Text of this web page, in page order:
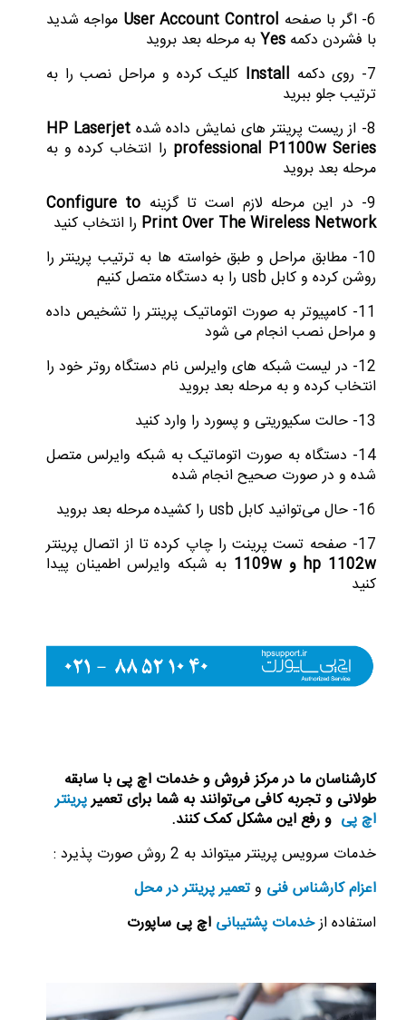
6- اگر با صفحه
User Account Control مواجه شدید
با فشردن دکمه Yesبه مرحله بعد بروید
7- روی دکمه
Install کلیک کرده و مراحل نصب را به
ترتیب جلو ببرید
8- از ریست پرینتر های نمایش داده شده
HP Laserjet
professional P1100w Series را انتخاب کرده و به
مرحله بعد بروید
9- در این مرحله لازم است تا گزینه
Configure to
Print Over The Wireless Network را انتخاب کنید
10- مطابق مراحل و طبق خواسته ها به ترتیب پرینتر را
روشن کرده و کابل usb را به دستگاه متصل کنیم
11- کامپیوتر به صورت اتوماتیک پرینتر را تشخیص داده
و مراحل نصب انجام می شود
12- در لیست شبکه های وایرلس نام دستگاه روتر خود را
انتخاب کرده و به مرحله بعد بروید
13- حالت سکیوریتی و پسورد را وارد کنید
14- دستگاه به صورت اتوماتیک به شبکه وایرلس متصل
شده و در صورت صحیح انجام شده
16- حال می‌توانید کابل usb را کشیده مرحله بعد بروید
17- صفحه تست پرینت را چاپ کرده تا از اتصال پرینتر
hp 1102w و 1109w
به شبکه وایرلس اطمینان پیدا
کنید
کارشناسان ما در مرکز فروش و خدمات اچ پی با سابقه
طولانی و تجربه کافی می‌توانند به شما برای تعمیرپرینتر
اچ پی و رفع این مشکل کمک کنند.
خدمات سرویس پرینتر میتواند به 2 روش صورت پذیرد :
اعزام کارشناس فنی وتعمیر پرینتر در محل
استفاده ازخدمات پشتیبانی اچ پی ساپورت